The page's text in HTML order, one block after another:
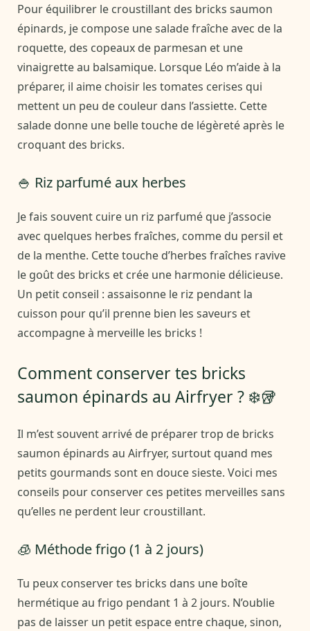
Pour équilibrer le croustillant des bricks saumon
épinards, je compose une salade fraîche avec de la
roquette, des copeaux de parmesan et une
vinaigrette au balsamique. Lorsque Léo m’aide à la
préparer, il aime choisir les tomates cerises qui
mettent un peu de couleur dans l’assiette. Cette
salade donne une belle touche de légèreté après le
croquant des bricks.
🍚 Riz parfumé aux herbes
Je fais souvent cuire un riz parfumé que j’associe
avec quelques herbes fraîches, comme du persil et
de la menthe. Cette touche d’herbes fraîches ravive
le goût des bricks et crée une harmonie délicieuse.
Un petit conseil : assaisonne le riz pendant la
cuisson pour qu’il prenne bien les saveurs et
accompagne à merveille les bricks !
Comment conserver tes bricks
saumon épinards au Airfryer ? ❄️🥡
Il m’est souvent arrivé de préparer trop de bricks
saumon épinards au Airfryer, surtout quand mes
petits gourmands sont en douce sieste. Voici mes
conseils pour conserver ces petites merveilles sans
qu’elles ne perdent leur croustillant.
🧊 Méthode frigo (1 à 2 jours)
Tu peux conserver tes bricks dans une boîte
hermétique au frigo pendant 1 à 2 jours. N’oublie
pas de laisser un petit espace entre chaque, sinon,